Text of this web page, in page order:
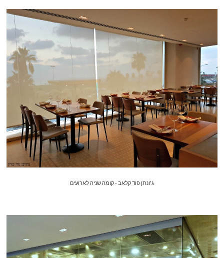
ג'ונתן פוד קלאב - קומה שניה לארועים